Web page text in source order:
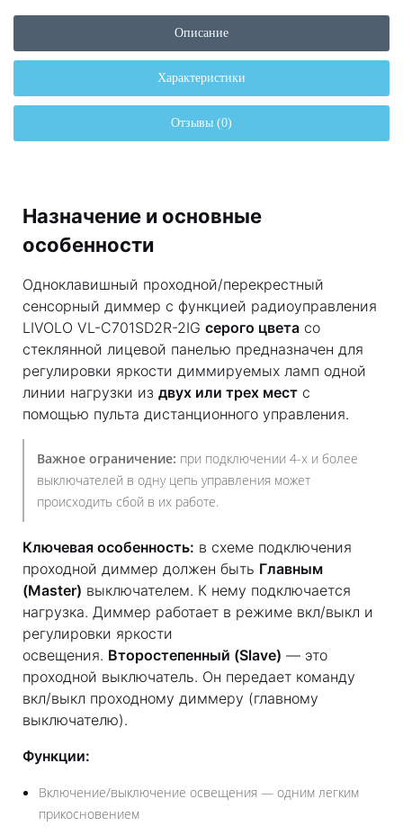
Описание
Характеристики
Отзывы (0)
Назначение и основные
особенности
Одноклавишный проходной/перекрестный
сенсорный диммер с функцией радиоуправления
LIVOLO VL-C701SD2R-2IG серого цвета со
стеклянной лицевой панелью предназначен для
регулировки яркости диммируемых ламп одной
линии нагрузки из двух или трех мест с
помощью пульта дистанционного управления.
Важное ограничение: при подключении 4-х и более
выключателей в одну цепь управления может
происходить сбой в их работе.
Ключевая особенность: в схеме подключения
проходной диммер должен быть Главным
(Master) выключателем. К нему подключается
нагрузка. Диммер работает в режиме вкл/выкл и
регулировки яркости
освещения. Второстепенный (Slave) — это
проходной выключатель. Он передает команду
вкл/выкл проходному диммеру (главному
выключателю).
Функции:
Включение/выключение освещения — одним легким
прикосновением